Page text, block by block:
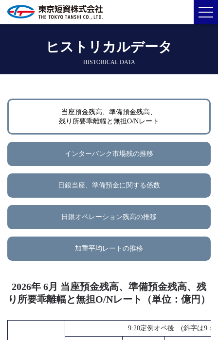
ヒストリカルデータ
HISTORICAL DATA
当座預金残高、準備預金残高、
残り所要乖離幅と無担O/Nレート
インターバンク市場残の推移
日銀当座、準備預金に関する係数
日銀オペレーション残高の推移
加重平均レートの推移
2026年 6月 当座預金残高、準備預金残高、残
り所要乖離幅と無担O/Nレート（単位：億円）
9:20定例オペ後 (斜字は9：